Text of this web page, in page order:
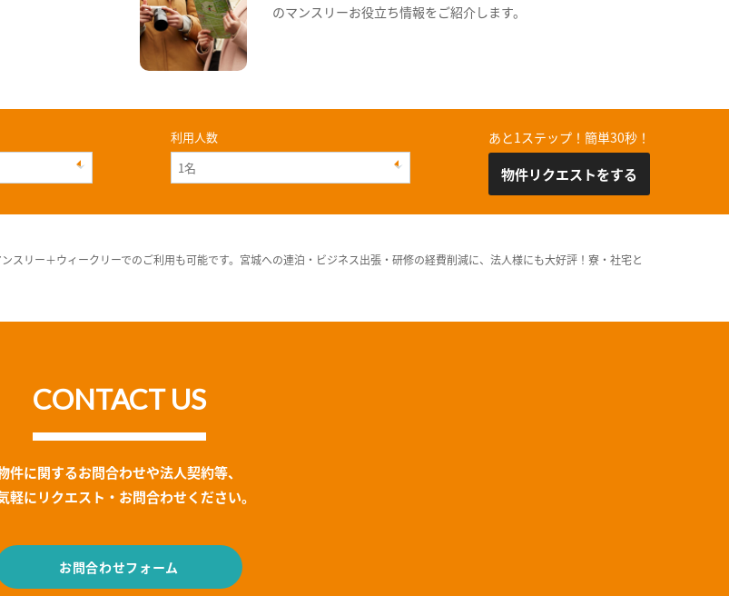
のマンスリーお役立ち情報をご紹介します。
利用人数 あと1ステップ！簡単30秒！
物件リクエストをする
リー＋ウィークリーでのご利用も可能です。宮城への連泊・ビジネス出張・研修の経費削減に、法人様にも大好評！寮・社宅と
CONTACT US
件に関するお問合わせや法人契約等、
軽にリクエスト・お問合わせください。
お問合わせフォーム